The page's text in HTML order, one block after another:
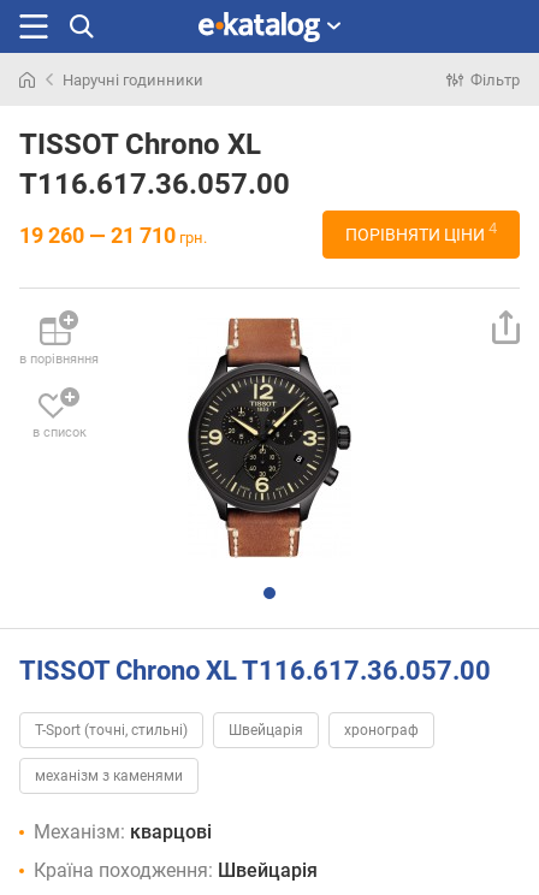
раніше
Наручні годинники Фільтр
TISSOT Chrono XL
T116.617.36.057.00
19 260 — 21 710 грн. ПОРІВНЯТИ ЦІНИ 4
в порівняння
в список
TISSOT Chrono XL T116.617.36.057.00
T-Sport (точні, стильні) Швейцарія хронограф
механізм з каменями
Механізм: кварцові
Країна походження: Швейцарія